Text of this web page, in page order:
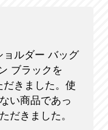
ョルダー バッグ
ブラックを
だきました。使
い商品であっ
だきました。